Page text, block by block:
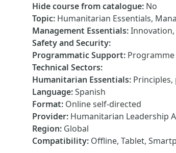
Hide course from catalogue: No
Topic: Humanitarian Essentials,
Management Essentials:
Safety and Security:
Programmatic Support:
Technical Sectors:
Humanitarian Essentials:
Language:Spanish
Format: Online self-directed
Provider: Humanitarian Leadership
Region: Global
Compatibility: Offline, Tablet,